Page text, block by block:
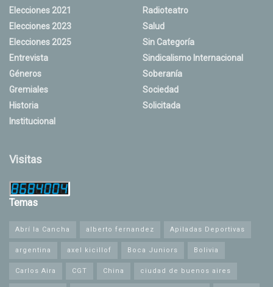
Elecciones 2021
Elecciones 2023
Elecciones 2025
Entrevista
Géneros
Gremiales
Historia
Institucional
Radioteatro
Salud
Sin Categoría
Sindicalismo Internacional
Soberanía
Sociedad
Solicitada
Visitas
Temas
Abrí la Cancha alberto fernandez Apiladas Deportivas
argentina axel kicillof Boca Juniors Bolivia
Carlos Aira CGT China ciudad de buenos aires